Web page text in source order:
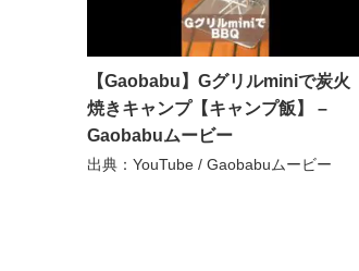
【Gaobabu】Gグリルminiで炭火
焼きキャンプ【キャンプ飯】 –
Gaobabuムービー
出典：YouTube / Gaobabuムービー